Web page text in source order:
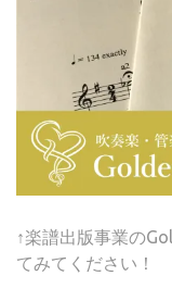
↑楽譜出版事業の
てみてください！